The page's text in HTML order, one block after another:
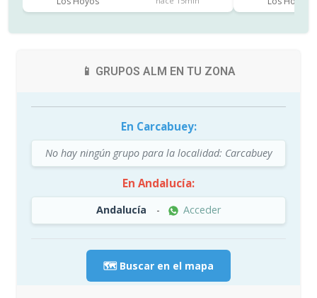
📱 GRUPOS ALM EN TU ZONA
En Carcabuey:
No hay ningún grupo para la localidad: Carcabuey
En Andalucía:
Andalucía - Acceder
🗺️ Buscar en el mapa